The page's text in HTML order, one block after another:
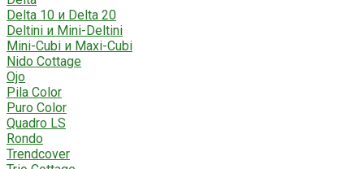
Delta 10 и Delta 20
Deltini и Mini-Deltini
Mini-Cubi и Maxi-Cubi
Nido Cottage
Ojo
Pila Color
Puro Color
Quadro LS
Rondo
Trendcover